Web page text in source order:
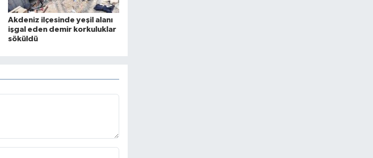
Akdeniz ilçesinde yeşil alanı
işgal eden demir korkuluklar
söküldü